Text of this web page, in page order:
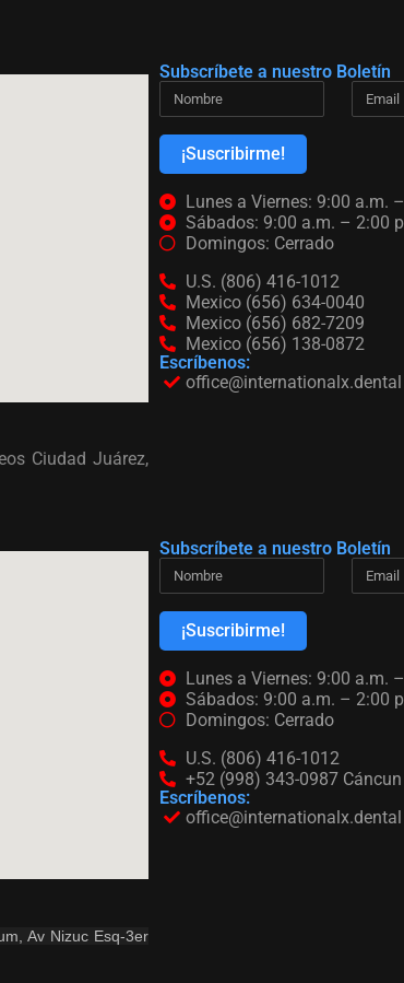
Ciudad Juárez,
Subscríbete a nuestro Boletín
¡Suscribirme!
Lunes a Viernes: 9:00 a.m.
Sábados: 9:00 a.m. – 2:00
Domingos: Cerrado
U.S. (806) 416-1012
Mexico (656) 634-0040
Mexico (656) 682-7209
Mexico (656) 138-0872
Escríbenos:
office@internationalx.dental
Av Nizuc Esq-3er
Subscríbete a nuestro Boletín
¡Suscribirme!
Lunes a Viernes: 9:00 a.m.
Sábados: 9:00 a.m. – 2:00
Domingos: Cerrado
U.S. (806) 416-1012
+52 (998) 343-0987 Cáncun
Escríbenos:
office@internationalx.dental